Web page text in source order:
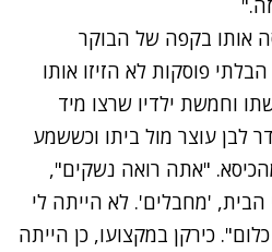
תפסה אותו בקפה של הבוקר
פוסקות לא הזיזו אותו
וחמשת ילדיו שרצו מיד
לבן עוצר מול ביתו וכששמע
. "אתה רואה נשקים",
'מחבלים'. לא הייתה לי
כירקן במקצועו, כן הייתה